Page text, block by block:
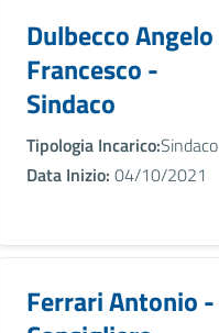
Dulbecco Angelo
Francesco -
Sindaco
Tipologia Incarico:Sindaco
Data Inizio: 04/10/2021
Ferrari Antonio -